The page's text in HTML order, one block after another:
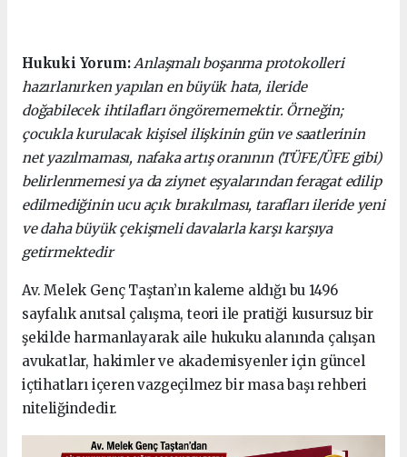
Hukuki Yorum: Anlaşmalı boşanma protokolleri
hazırlanırken yapılan en büyük hata, ileride
doğabilecek ihtilafları öngörememektir. Örneğin;
çocukla kurulacak kişisel ilişkinin gün ve saatlerinin
net yazılmaması, nafaka artış oranının (TÜFE/ÜFE gibi)
belirlenmemesi ya da ziynet eşyalarından feragat edilip
edilmediğinin ucu açık bırakılması, tarafları ileride yeni
ve daha büyük çekişmeli davalarla karşı karşıya
getirmektedir
Av. Melek Genç Taştan’ın kaleme aldığı bu 1496
sayfalık anıtsal çalışma, teori ile pratiği kusursuz bir
şekilde harmanlayarak aile hukuku alanında çalışan
avukatlar, hakimler ve akademisyenler için güncel
içtihatları içeren vazgeçilmez bir masa başı rehberi
niteliğindedir.